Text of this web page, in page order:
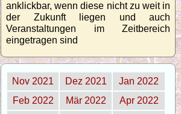
anklickbar, wenn diese nicht zu weit in
der Zukunft liegen und auch
Veranstaltungen im Zeitbereich
eingetragen sind
Nov 2021 Dez 2021
Jan 2022
Feb 2022
Mär 2022
Apr 2022